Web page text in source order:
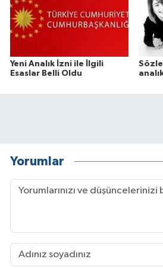
Yeni Analık İzni ile İlgili
Esaslar Belli Oldu
Yorumlar